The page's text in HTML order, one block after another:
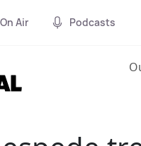
On Air Podcasts